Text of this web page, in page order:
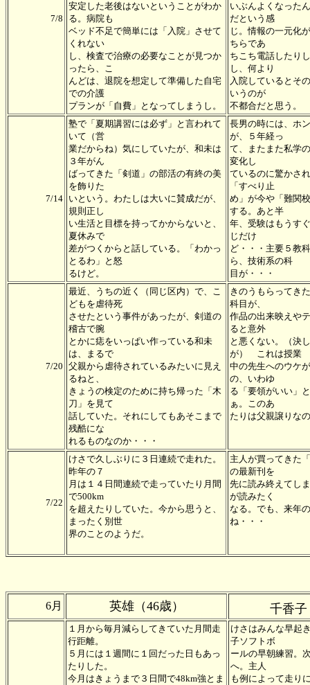
7/8
安定した老後はないということがわか
る。病院も
ベッド不足で簡単には「入院」させて
くれない
し、検査で治療の必要なことが見つか
ったら、こ
んどは、退院を想定して準備した自宅
での介護
プランが「自費」となってしまうし。
いぶんよくなった
だという感
じ。情報の一元化
ちらであ
ちこち電話したり
し、何より
入院しているとそ
いうのが
不都合だと思う。
7/14
塾で「夏期講習には必ず」と言われて
いて（営
業だからね）気にしていたが、和未は
３年がん
ばってきた「剣道」の部活の有終の美
を飾りた
いという。わたしは大いに賛成だが、
規則正し
い生活と目標を持ってかからないと、
夏休みで
差がつくからと話している。「わかっ
とるわ」と怒
るけど。
長男の時には、ホ
が、５年経っ
て、またまた私学
変化し
ているのに驚かさ
「すべり止
め」が今や「難関
する。あと半
年、受験はもうす
じだけ
ど・・・主要５教
ら、技術系の科
目が・・・
7/20
最近、うちの近く（同じ区内）で、こ
どもを虐待死
させたという事件があったが、剣道の
稽古で腕
とかに痣をいっぱい作っている和未
は、まるで
父親から虐待されているみたいに見え
るねと、
きょうの検定のために持ち帰った「木
刀」を見て
話していた。それにしてもあそこまで
残酷にな
れるものなのか・・・
きのうもらってき
科目が、
作品の出来映えや
ると意外
と悪くない。（決
が） これは授業
中の先生へのウケ
の、いわゆ
る「要領がいい」
ぁ。このあ
たりは父親譲りな
7/22
けさで久しぶりに３日連続で走れた。
昨年の７
月は１４日間連続で走っていたり月間
で500km
を超えたりしていた。今から思うと、
まったく別世
界のことのようだ。
主人が買ってきた
の最新刊を
先に読み終えてし
が読みたく
なる。でも、来年
ね・・・
6月 英雄（46歳） 千香子
１月から毎月減らしてきていた月間走
行距離。
５月には１週間に１回だった日もあっ
たりした。
今月はきょうまで３日間で48km強とま
けさはみんな早起
子ソフトボ
ールの早朝練習。
へ。主人
も例によって走り